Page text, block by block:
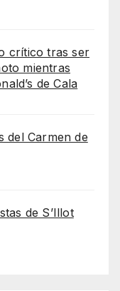
crítico tras ser
mientras
de Cala
del Carmen de
de S’Illot